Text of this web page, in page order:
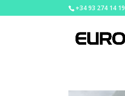
+34 93 274 14 19